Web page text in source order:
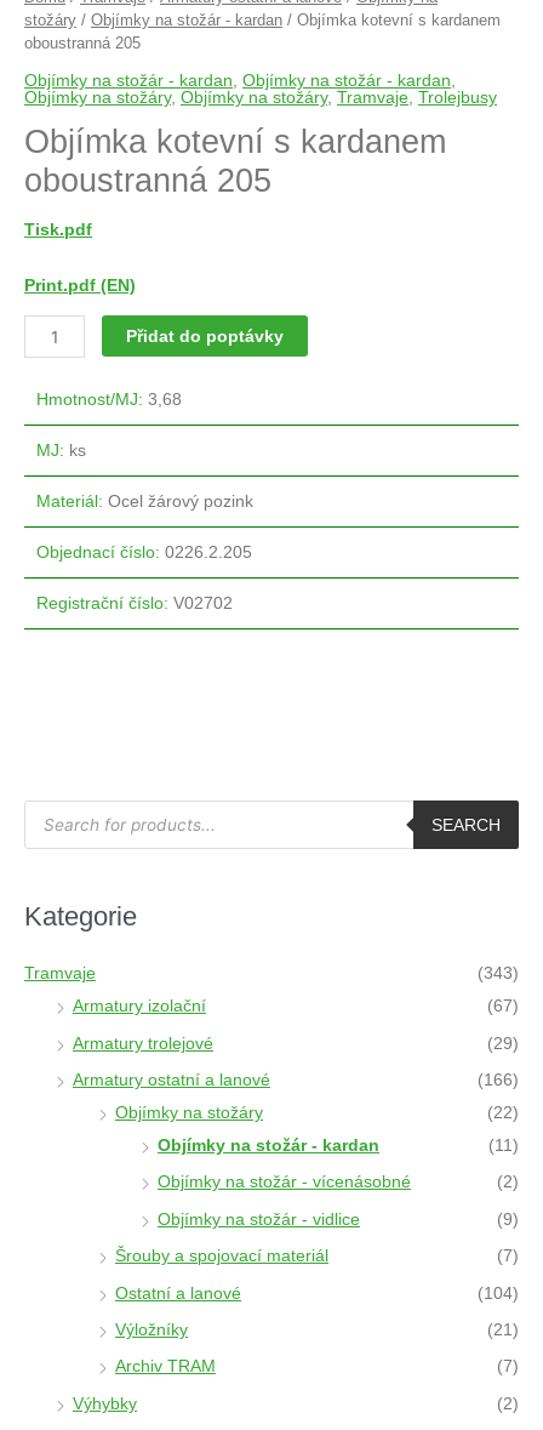
stožáry / Objímky na stožár - kardan / Objímka kotevní s kardanem
oboustranná 205
Objímky na stožár - kardan Objímky na stožár - kardan
Objímky na stožáry, Objímky na stožáry, Tramvaje Trolejbusy
Objímka kotevní s kardanem
oboustranná 205
Tisk.pdf
Print.pdf (EN)
Přidat do poptávky
Hmotnost/MJ: 3,68
MJ: ks
Materiál: Ocel žárový pozink
Objednací číslo: 0226.2.205
Registrační číslo: V02702
P
d
s
a
r
SEARCH
Kategorie
Tramvaje
(343)
Armatury izolační
(67)
Armatury trolejové (29)
Armatury ostatní a lanové
(166)
Objímky na stožáry
(22)
Objímky na stožár - kardan
(11)
Objímky na stožár - vícenásobné (2)
Objímky na stožár - vidlice (9)
Šrouby a spojovací materiál (7)
Ostatní a lanové (104)
Výložníky (21)
Archiv TRAM (7)
Výhybky (2)